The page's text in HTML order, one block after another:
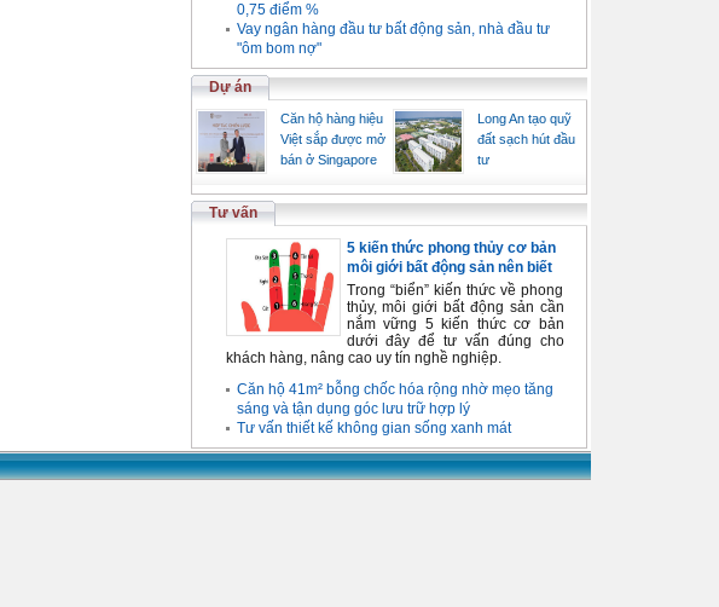
0,75 điểm %
Vay ngân hàng đầu tư bất động sản, nhà đầu tư
"ôm bom nợ"
Dự án
Căn hộ hàng hiệu
Việt sắp được mở
bán ở Singapore
Long An tạo quỹ
đất sạch hút đầu
tư
Tư vấn
5 kiến thức phong thủy cơ bản
môi giới bất động sản nên biết
Trong “biển” kiến thức về phong
thủy, môi giới bất động sản cần
nắm vững 5 kiến thức cơ bản
dưới đây để tư vấn đúng cho
khách hàng, nâng cao uy tín nghề nghiệp.
Căn hộ 41m² bỗng chốc hóa rộng nhờ mẹo tăng
sáng và tận dụng góc lưu trữ hợp lý
Tư vấn thiết kế không gian sống xanh mát